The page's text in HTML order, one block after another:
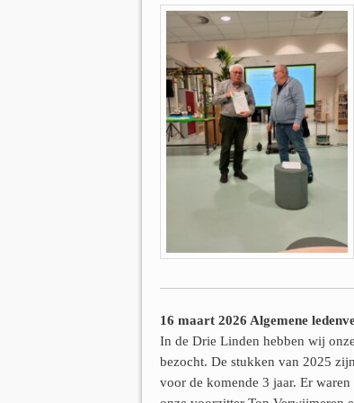
16 maart 2026 Algemene
In de Drie Linden hebben wij
bezocht. De stukken van 2025
voor de komende 3 jaar. Er